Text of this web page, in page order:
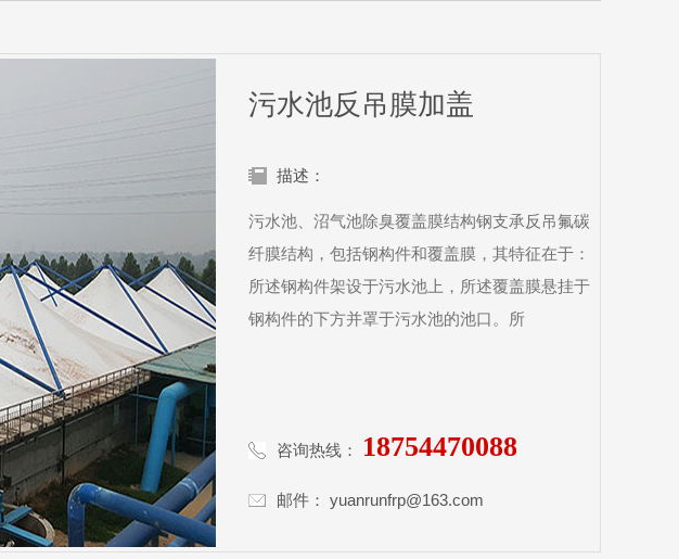
污水池反吊膜加盖
描述：
污水池、沼气池除臭覆盖膜结构钢支承反吊氟碳
纤膜结构，包括钢构件和覆盖膜，其特征在于：
所述钢构件架设于污水池上，所述覆盖膜悬挂于
钢构件的下方并罩于污水池的池口。所
咨询热线： 18754470088
邮件： yuanrunfrp@163.com